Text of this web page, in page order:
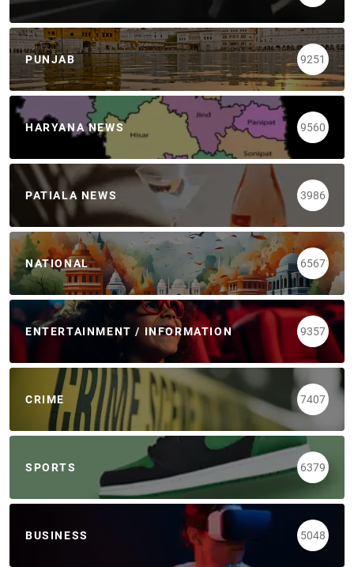
PUNJAB 9251
HARYANA NEWS 9560
PATIALA NEWS 3986
NATIONAL 6567
ENTERTAINMENT / INFORMATION 9357
CRIME 7407
SPORTS 6379
BUSINESS 5048